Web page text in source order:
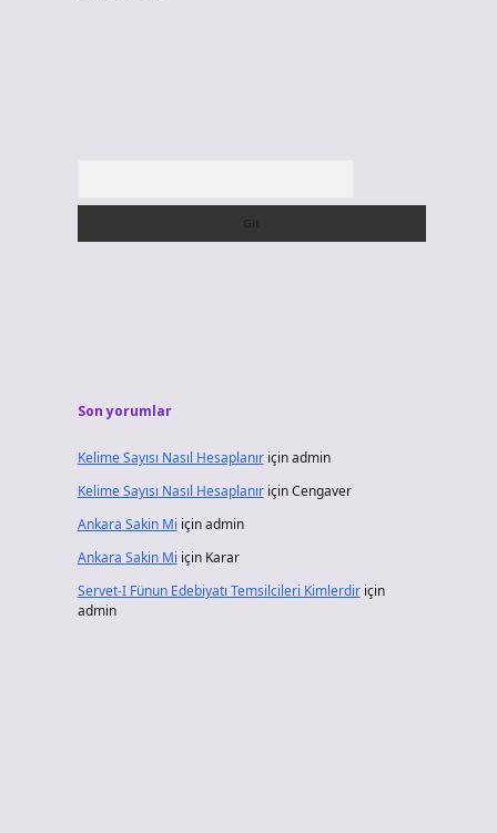
Son yorumlar
Kelime Sayısı Nasıl Hesaplanıriçinadmin
Kelime Sayısı Nasıl HesaplanıriçinCengaver
Ankara Sakin Mi içinadmin
Ankara Sakin Mi için Karar
Servet-I Fünun Edebiyatı Temsilcileri Kimlerdiriçin
admin